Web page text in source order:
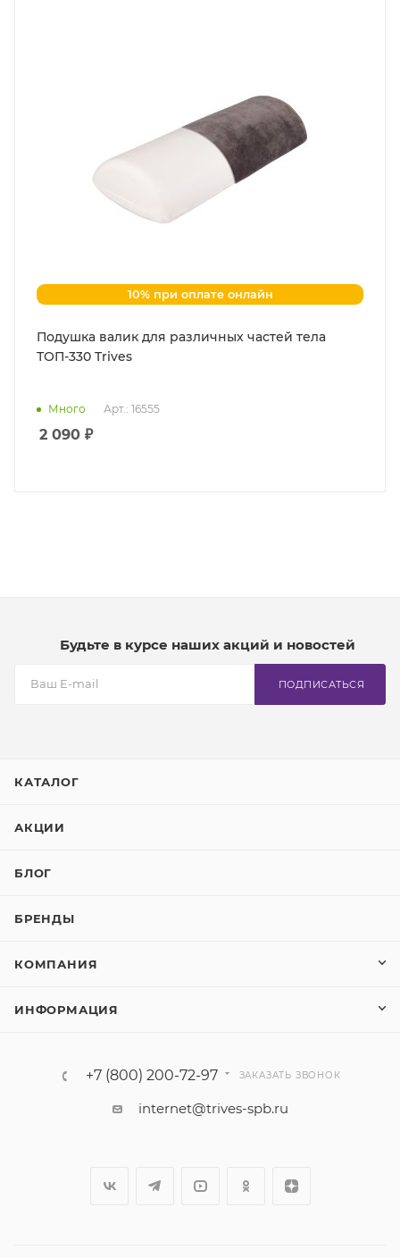
10% при оплате онлайн
Подушка валик для различных частей тела
ТОП-330 Trives
Много Арт.: 16555
2 090 ₽
Будьте в курсе наших акций и новостей
ПОДПИСАТЬСЯ
КАТАЛОГ
АКЦИИ
БЛОГ
БРЕНДЫ
КОМПАНИЯ
ИНФОРМАЦИЯ
+7 (800) 200-72-97 ЗАКАЗАТЬ ЗВОНОК
internet@trives-spb.ru